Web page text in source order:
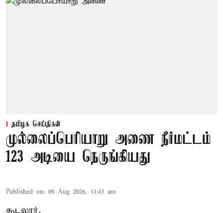
தமிழக செய்திகள்
முல்லைப்பெரியாறு அணை நீர்மட்டம்
123 அடியை நெருங்கியது
Published on: 09 Aug 2026, 11:43 am
கூடலூர்,